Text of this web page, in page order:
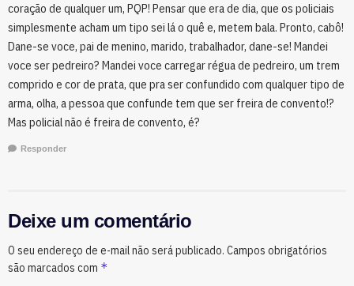
coração de qualquer um, PQP! Pensar que era de dia, que os policiais
simplesmente acham um tipo sei lá o quê e, metem bala. Pronto, cabô!
Dane-se voce, pai de menino, marido, trabalhador, dane-se! Mandei
voce ser pedreiro? Mandei voce carregar régua de pedreiro, um trem
comprido e cor de prata, que pra ser confundido com qualquer tipo de
arma, olha, a pessoa que confunde tem que ser freira de convento!?
Mas policial não é freira de convento, é?
Responder
Deixe um comentário
O seu endereço de e-mail não será publicado. Campos obrigatórios
são marcados com *